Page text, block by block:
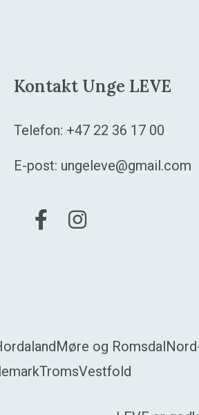
Kontakt Unge LEVE
Telefon: +47 22 36 17 00
E-post: ungeleve@gmail.com
Gå til vår Facebook
Gå til vår Instagram
Møre og Romsdal
TromsVestfold